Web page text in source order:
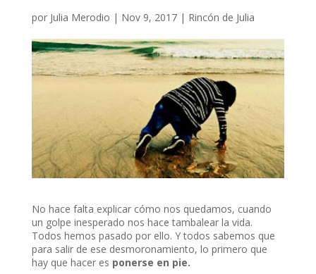
por Julia Merodio | Nov 9, 2017| Rincón de Julia
No hace falta explicar cómo nos quedamos, cuando
un golpe inesperado nos hace tambalear la vida.
Todos hemos pasado por ello. Y todos sabemos que
para salir de ese desmoronamiento, lo primero que
hay que hacer es ponerse en pie.